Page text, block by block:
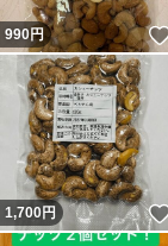
990円
1,700円